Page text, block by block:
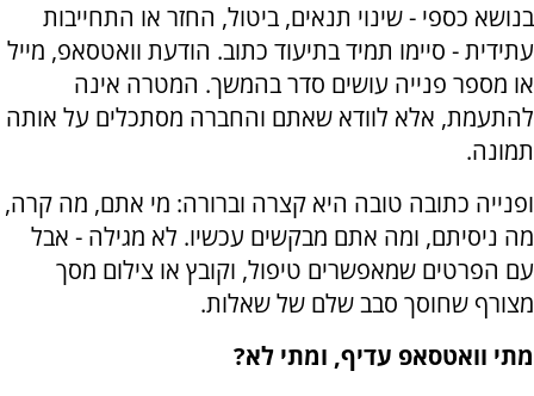
בנושא כספי - שינוי תנאים, ביטול, החזר או התחייבות
עתידית - סיימו תמיד בתיעוד כתוב. הודעת וואטסאפ, מייל
או מספר פנייה עושים סדר בהמשך. המטרה אינה
להתעמת, אלא לוודא שאתם והחברה מסתכלים על אותה
תמונה.
ופנייה כתובה טובה היא קצרה וברורה: מי אתם, מה קרה,
מה ניסיתם, ומה אתם מבקשים עכשיו. לא מגילה - אבל
עם הפרטים שמאפשרים טיפול, וקובץ או צילום מסך
מצורף שחוסך סבב שלם של שאלות.
מתי וואטסאפ עדיף, ומתי לא?